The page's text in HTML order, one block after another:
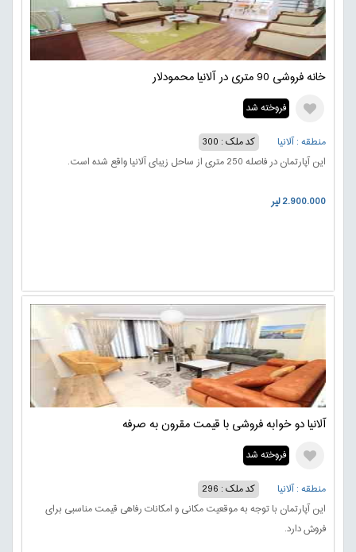
خانه فروشی 90 متری در آلانیا محمودلار
فروخته شد
منطقه : آلانیا
کد ملک : 300
این آپارتمان در فاصله 250 متری از ساحل زیبای آلانیا واقع شده است.
2.900.000 لیر
آلانیا دو خوابه فروشی با قیمت مقرون به صرفه
فروخته شد
منطقه : آلانیا
کد ملک : 296
این آپارتمان با توجه به موقعیت مکانی و امکانات رفاهی قیمت مناسبی برای
فروش دارد.